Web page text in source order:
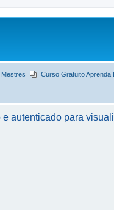
Curso Gratuito Aprenda
autenticado para